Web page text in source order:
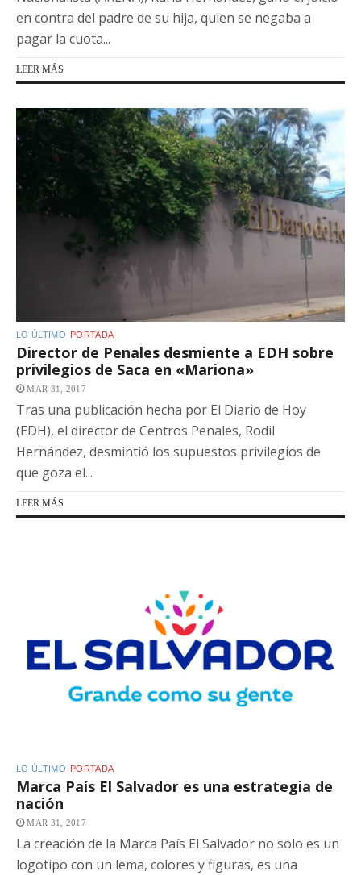
en contra del padre de su hija, quien se negaba a
pagar la cuota...
LEER MÁS
LO ÚLTIMO PORTADA
Director de Penales desmiente a EDH sobre
privilegios de Saca en «Mariona»
MAR 31, 2017
Tras una publicación hecha por El Diario de Hoy
(EDH), el director de Centros Penales, Rodil
Hernández, desmintió los supuestos privilegios de
que goza el...
LEER MÁS
LO ÚLTIMO PORTADA
Marca País El Salvador es una estrategia de
nación
MAR 31, 2017
La creación de la Marca País El Salvador no solo es un
logotipo con un lema, colores y figuras, es una